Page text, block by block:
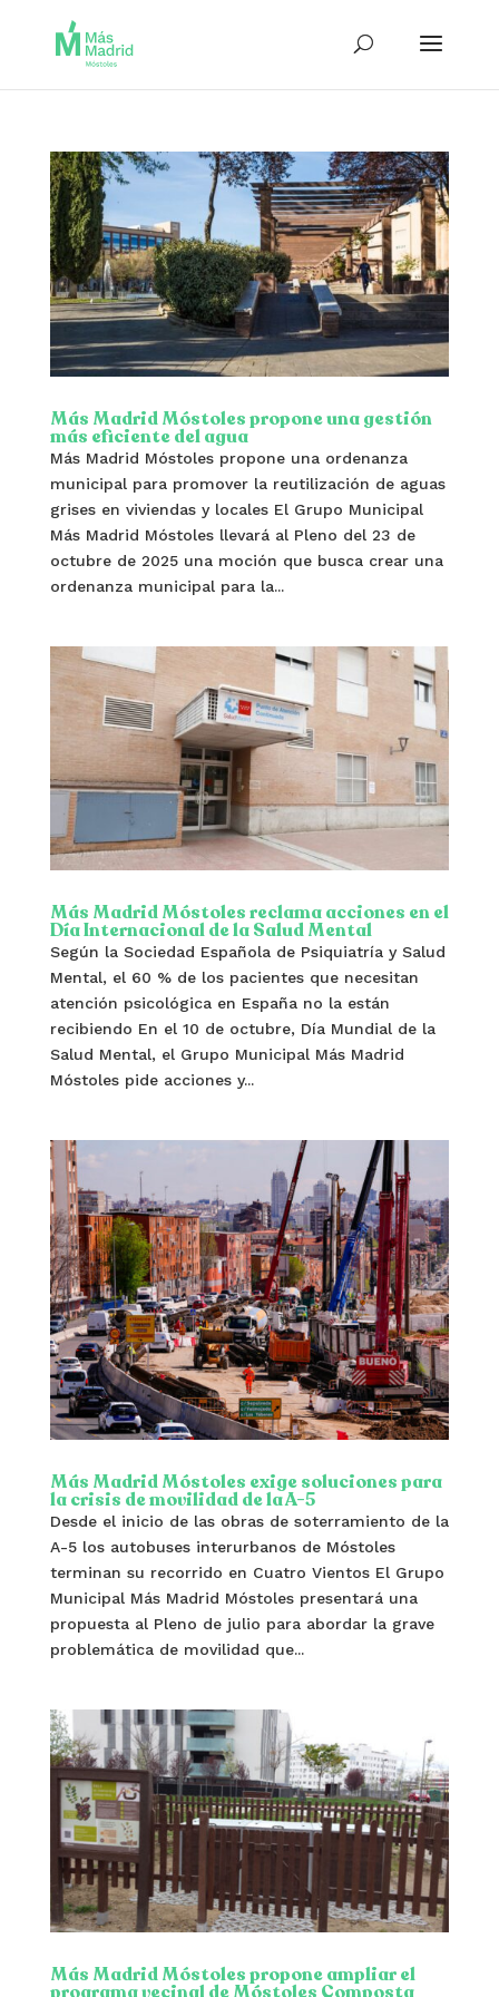
Más Madrid Móstoles propone una gestión
más eficiente del agua
Más Madrid Móstoles propone una ordenanza
municipal para promover la reutilización de aguas
grises en viviendas y locales El Grupo Municipal
Más Madrid Móstoles llevará al Pleno del 23 de
octubre de 2025 una moción que busca crear una
ordenanza municipal para la...
Más Madrid Móstoles reclama acciones en el
Día Internacional de la Salud Mental
Según la Sociedad Española de Psiquiatría y Salud
Mental, el 60 % de los pacientes que necesitan
atención psicológica en España no la están
recibiendo En el 10 de octubre, Día Mundial de la
Salud Mental, el Grupo Municipal Más Madrid
Móstoles pide acciones y...
Más Madrid Móstoles exige soluciones para
la crisis de movilidad de la A-5
Desde el inicio de las obras de soterramiento de la
A-5 los autobuses interurbanos de Móstoles
terminan su recorrido en Cuatro Vientos El Grupo
Municipal Más Madrid Móstoles presentará una
propuesta al Pleno de julio para abordar la grave
problemática de movilidad que...
Más Madrid Móstoles propone ampliar el